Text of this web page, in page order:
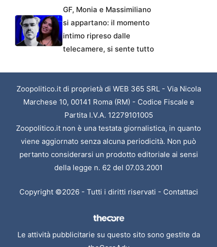
GF, Monia e Massimiliano
si appartano: il momento
intimo ripreso dalle
telecamere, si sente tutto
Zoopolitico.it di proprietà di WEB 365 SRL - Via Nicola
Marchese 10, 00141 Roma (RM) - Codice Fiscale e
Partita I.V.A. 12279101005
Zoopolitico.it non è una testata giornalistica, in quanto
viene aggiornato senza alcuna periodicità. Non può
pertanto considerarsi un prodotto editoriale ai sensi
della legge n. 62 del 07.03.2001
Copyright ©2026 - Tutti i diritti riservati - Contattaci
Le attività pubblicitarie su questo sito sono gestite da